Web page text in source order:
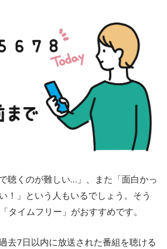
聴くのが難しい…」、また「面白かっ
！」という人もいるでしょう。そう
タイムフリー」がおすすめです。
去7日以内に放送された番組を聴ける